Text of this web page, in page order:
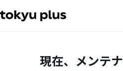
現在、メンテ